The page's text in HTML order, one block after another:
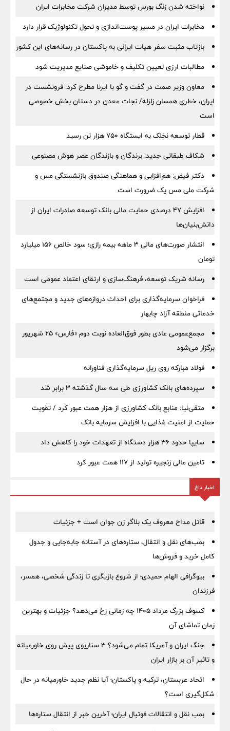
نواخته شدن زنگ بورس توسط مدیران شرکت مخابرات ایران
مخابرات ایران در مسیر پوست‌اندازی و تحول تکنولوژیک قرار دارد
بازتاب مثبت سفر هیات ایرانی به پاکستان در رسانه‌های این کشور
مطالبات ارزی تعیین تکلیف و خاموشی صنایع مدیریت شود
معاون وزیر صمت در گفت و گو با ایرنا مطرح کرد: فرونشست در
ایران، خطری همسان زلزله/ نجات معدن در دستان بخش خصوصی
است
قطار توسعه نخلک به ایستگاه ۷۵۰ هزار تن رسید
شکاف طبقاتی جدید: برندگان و بازندگان عصر هوش مصنوعی
دکتر فیض: هم‌افزایی و هماهنگی صندوق بازنشستگی مس و
شرکت ملی مس یک ضرورت است
افزایش ۴۷ درصدی حمایت مالی بانک توسعه صادرات ایران از
دانش‌بنیان‌ها
انتشار صورت‌های مالی ۳ ماهه بیمه رازی؛ سود خالص ۱۵۶ میلیارد
تومان
رسانه شریک توسعه، فرهنگ‌سازی و ارتقای اعتماد عمومی است
فراخوان سرمایه‌گذاری برای احداث دروازه‌های جدید و مجتمع‌های
خدماتی منطقه آزاد چابهار
مجمع‌عمومی عادی بطور فوق‌العاده نوبت دوم «فارس» ۲۵ شهریور
برگزار می‌شود
فولاد مبارکه روی ریل سرمایه‌گذاری فناورانه
سپرده‌های بانک کشاورزی طی سه سال گذشته ۳ برابر شد
متقی‌نیا: منابع بانک کشاورزی از هزار همت عبور کرد / تقویت
حمایت از امنیت غذایی با افزایش سرمایه بانک
سایپا حدود ۳۶ هزار دستگاه از تعهدات خود را کاهش داد
تامین مالی زنجیره تولید از 117 همت عبور کرد
اخبار داغ
قاتل مداح معروف یک بلاگر زن جوان است + جزئیات
بمب‌های نقل و انتقال، ستاره‌های در آستانه جابه‌جایی و جدول
کامل خرید و فروش‌ها
بیوگرافی الهام حمیدی؛ از شروع بازیگری تا زندگی شخصی، همسر،
فرزندان
کسوف بزرگ مرداد ۱۴۰۵ چه زمانی رخ می‌دهد؟ جزئیات و بهترین
زمان تماشای آن
جنگ ایران و آمریکا تمام می‌شود؟ ۳ سناریوی پیش روی خاورمیانه
و تاثیر آن بر بازار ایران
اتحاد عربستان، ترکیه و پاکستان؛ آیا نظم جدید خاورمیانه در حال
شکل‌گیری است؟
بمب نقل‌ و انتقالات فوتبال ایران؛ آخرین خبر از انتقال ستاره‌ها